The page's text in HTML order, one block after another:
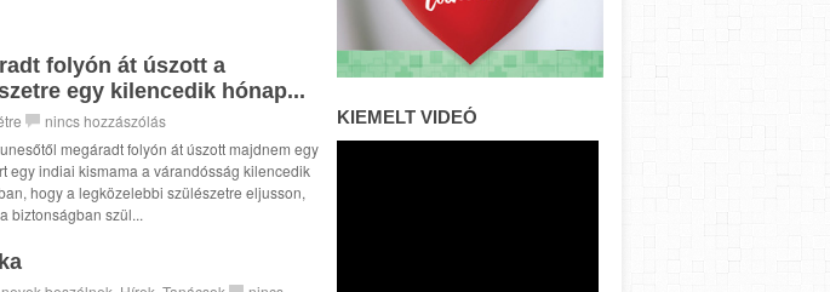
folyón át úszott a
egy kilencedik hónap...
nincs hozzászólás
megáradt folyón át úszott majdnem egy
egy indiai kismama a várandósság kilencedik
hogy a legközelebbi szülészetre eljusson,
biztonságban szül...
KIEMELT VIDEÓ